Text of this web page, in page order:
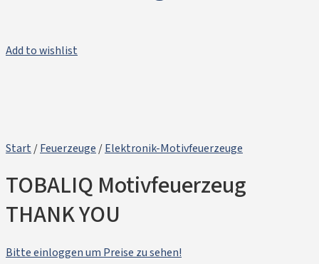
Add to wishlist
Start/Feuerzeuge /Elektronik-Motivfeuerzeuge
TOBALIQ Motivfeuerzeug
THANK YOU
Bitte einloggen um Preise zu sehen!